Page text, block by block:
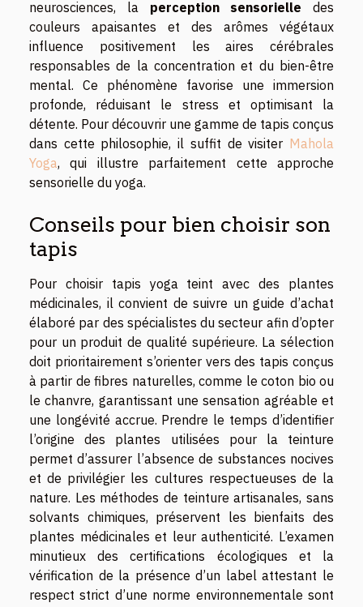
neurosciences, la perception sensorielle des
couleurs apaisantes et des arômes végétaux
influence positivement les aires cérébrales
responsables de la concentration et du bien-être
mental. Ce phénomène favorise une immersion
profonde, réduisant le stress et optimisant la
détente. Pour découvrir une gamme de tapis conçus
dans cette philosophie, il suffit de visiter Mahola
Yoga, qui illustre parfaitement cette approche
sensorielle du yoga.
Conseils pour bien choisir son
tapis
Pour choisir tapis yoga teint avec des plantes
médicinales, il convient de suivre un guide d’achat
élaboré par des spécialistes du secteur afin d’opter
pour un produit de qualité supérieure. La sélection
doit prioritairement s’orienter vers des tapis conçus
à partir de fibres naturelles, comme le coton bio ou
le chanvre, garantissant une sensation agréable et
une longévité accrue. Prendre le temps d’identifier
l’origine des plantes utilisées pour la teinture
permet d’assurer l’absence de substances nocives
et de privilégier les cultures respectueuses de la
nature. Les méthodes de teinture artisanales, sans
solvants chimiques, préservent les bienfaits des
plantes médicinales et leur authenticité. L’examen
minutieux des certifications écologiques et la
vérification de la présence d’un label attestant le
respect strict d’une norme environnementale sont